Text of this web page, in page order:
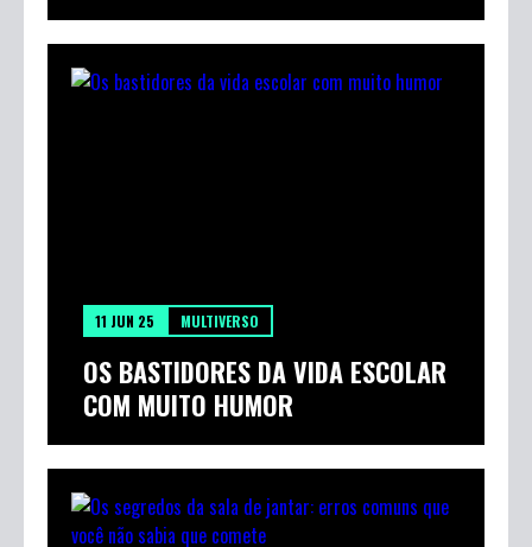
11 JUN 25 MULTIVERSO
OS BASTIDORES DA VIDA ESCOLAR
COM MUITO HUMOR